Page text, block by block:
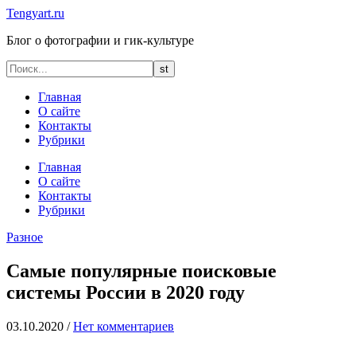
Tengyart.ru
Блог о фотографии и гик-культуре
Главная
О сайте
Контакты
Рубрики
Главная
О сайте
Контакты
Рубрики
Разное
Самые популярные поисковые
системы России в 2020 году
03.10.2020 / Нет комментариев